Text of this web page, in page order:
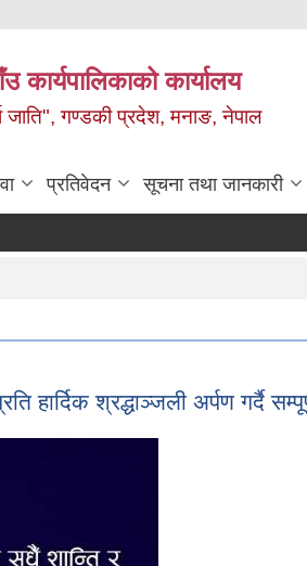
कार्यपालिकाको कार्यालय
जाति", गण्डकी प्रदेश, मनाङ, नेपाल
प्रतिवेदन सूचना तथा जानकारी
हार्दिक श्रद्धाञ्जली अर्पण गर्दै